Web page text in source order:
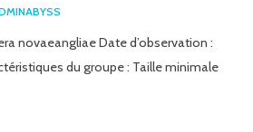
novaeangliae Date d’observation :
du groupe : Taille minimale